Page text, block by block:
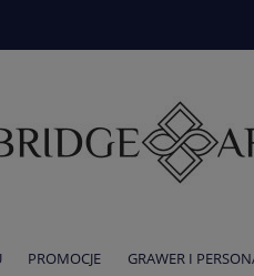
PROMOCJE GRAWER I